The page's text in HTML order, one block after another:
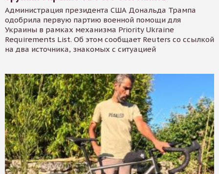
Администрация президента США Дональда Трампа
одобрила первую партию военной помощи для
Украины в рамках механизма Priority Ukraine
Requirements List. Об этом сообщает Reuters со ссылкой
на два источника, знакомых с ситуацией